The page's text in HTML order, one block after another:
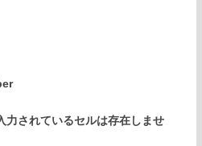
れているセルは存在しませ